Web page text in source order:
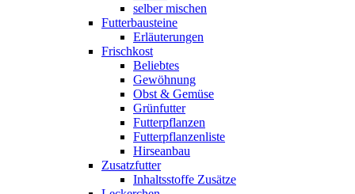
selber mischen
Futterbausteine
Erläuterungen
Frischkost
Beliebtes
Gewöhnung
Obst & Gemüse
Grünfutter
Futterpflanzen
Futterpflanzenliste
Hirseanbau
Zusatzfutter
Inhaltsstoffe Zusätze